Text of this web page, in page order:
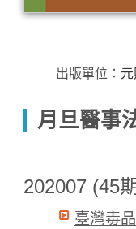
出版單位：
月旦醫事
202007 (45
臺灣毒